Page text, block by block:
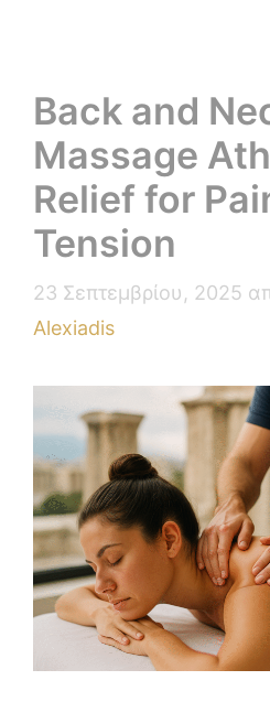
Back and
Massage
Relief for
Tension
23 Σεπτεμβρίου, 2025
Alexiadis